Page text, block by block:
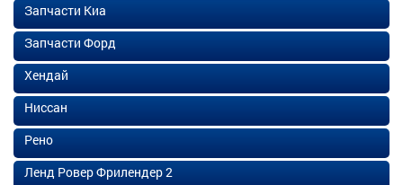
Запчасти Киа
Запчасти Форд
Хендай
Ниссан
Рено
Ленд Ровер Фрилендер 2